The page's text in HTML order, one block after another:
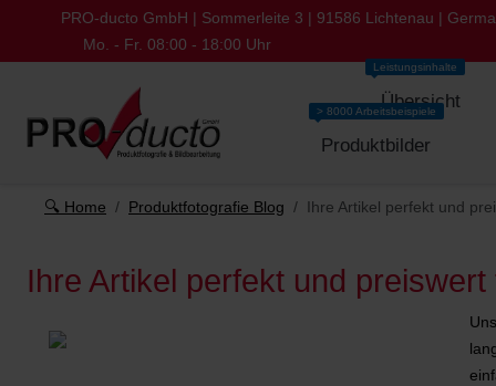
PRO-ducto GmbH | Sommerleite 3 | 91586 Lichtenau |
Mo. - Fr. 08:00 - 18:00 Uhr
Übersicht
Leistungsinhalte
Produktbilder
> 8000 Arbeitsbeispiele
🔍 Home Produktfotografie Blog Ihre Artikel perfekt und
Ihre Artikel perfekt und